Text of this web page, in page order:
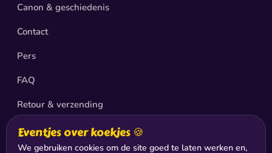
Canon & geschiedenis
Contact
Pers
FAQ
Retour & verzending
Privacy
Eventjes over koekjes 🍪
We gebruiken cookies om de site goed te laten werken en,